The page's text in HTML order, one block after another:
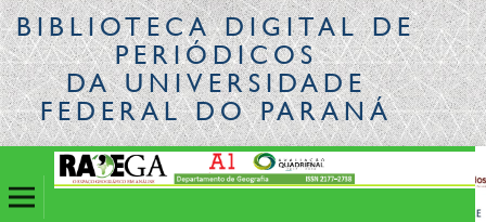
Legislação
Canais
BIBLIOTECA DIGITALDE
PERIÓDICOS
DA UNIVERSIDADE
FEDERAL DO PARANÁ